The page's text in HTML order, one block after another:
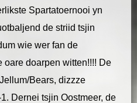
Spartatoernooi yn
de striid tsjin
wie wer fan de
oare doarpen witten!!!! De
Bears, dizzze
Dernei tsjin Oostmeer, de